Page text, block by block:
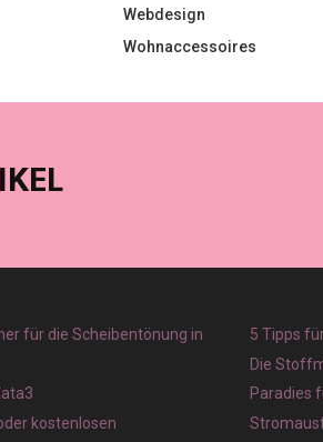
Webdesign
Wohnaccessoires
für die Scheibentönung in
kostenlosen
5 Tipps
Die
Paradies